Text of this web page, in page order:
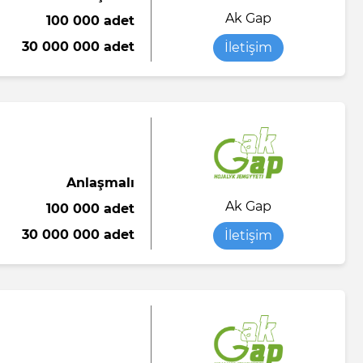
end)
Saten kumaş
Viskon kumaş
Yumuşak şeker
Sıvı sabun
Tükenmez kalem
100 000 adet
30 000 000 adet
Ak Gap
İletişim
Anlaşmalı
100 000 adet
30 000 000 adet
Ak Gap
İletişim